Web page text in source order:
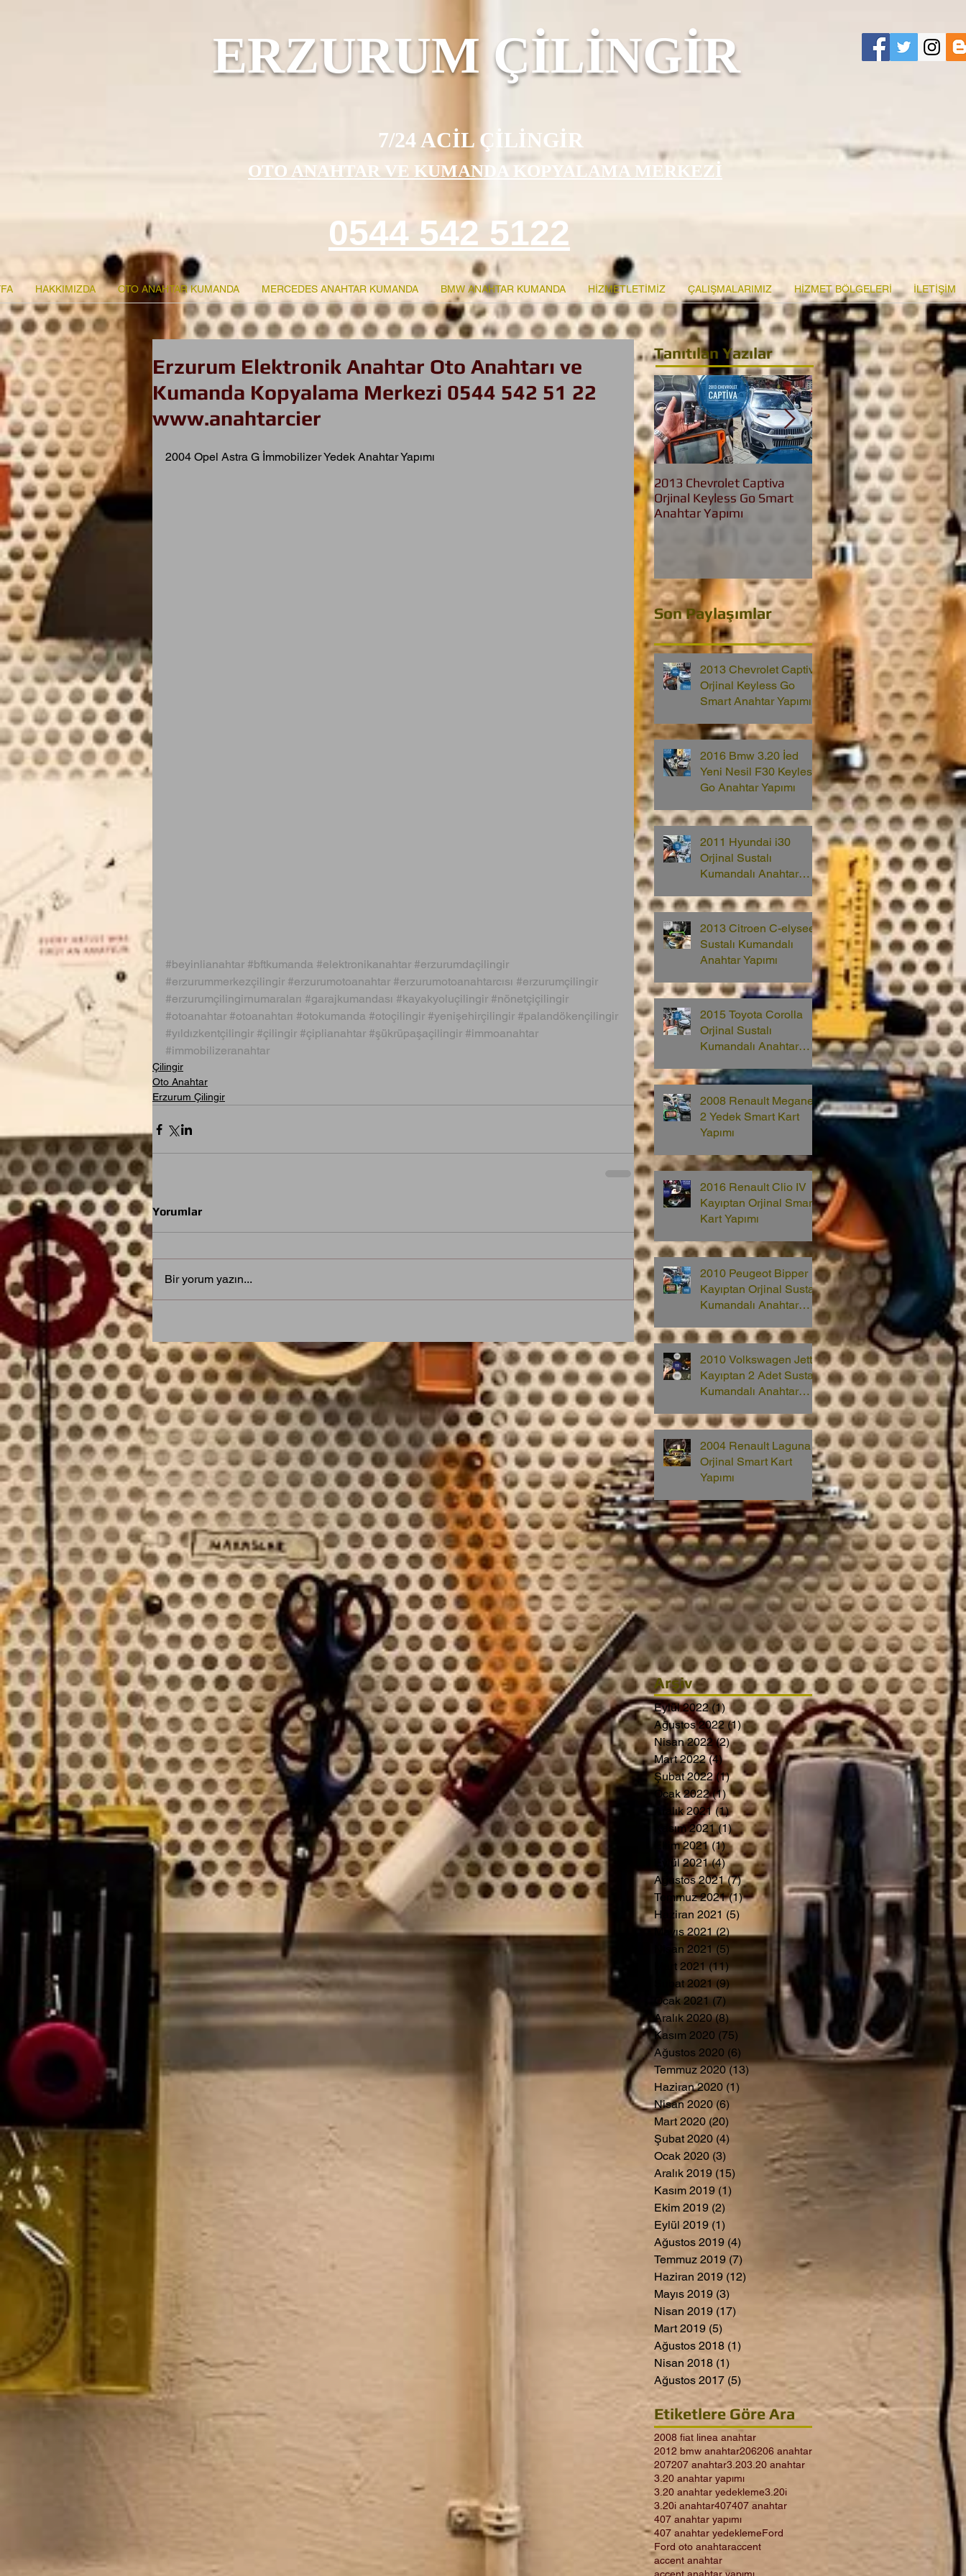
ERZURUM ÇİLİNGİR
7/24 ACİL ÇİLİNGİR
OTO ANAHTAR VE KUMANDA KOPYALAMA MERKEZİ
0544 542 5122
HAKKIMIZDA OTO ANAHTAR KUMANDA MERCEDES ANAHTAR KUMANDA BMW ANAHTAR KUMANDA HİZMETLETİMİZ ÇALIŞMALARIMIZ HİZMET BÖLGELERİ İLETİŞİM
Erzurum Elektronik Anahtar Oto Anahtarı ve
Kumanda Kopyalama Merkezi 0544 542 51 22
www.anahtarcier
2004 Opel Astra G İmmobilizer Yedek Anahtar Yapımı
#beyinlianahtar #bftkumanda #elektronikanahtar #erzurumdaçilingir
#erzurummerkezçilingir #erzurumotoanahtar #erzurumotoanahtarcısı #erzurumçilingir
#erzurumçilingirnumaraları #garajkumandası #kayakyoluçilingir #nönetçiçilingir
#otoanahtar #otoanahtarı #otokumanda #otoçilingir #yenişehirçilingir #palandökençilingir
#yıldızkentçilingir #çilingir #çiplianahtar #şükrüpaşaçilingir #immoanahtar
#immobilizeranahtar
Çilingir
Oto Anahtar
Erzurum Çilingir
Yorumlar
Bir yorum yazın...
Tanıtılan Yazılar
2013 Chevrolet Captiva
Orjinal Keyless Go Smart
Anahtar Yapımı
2016 Bmw 3.20 İed Yeni
Nesil F30 Keyless Go
Anahtar Yapımı
Son Paylaşımlar
2013 Chevrolet Captiva
Orjinal Keyless Go
Smart Anahtar Yapımı
2016 Bmw 3.20 İed
Yeni Nesil F30 Keyless
Go Anahtar Yapımı
2011 Hyundai i30
Orjinal Sustalı
Kumandalı Anahtar
2013 Citroen C-elysee
Sustalı Kumandalı
Anahtar Yapımı
2015 Toyota Corolla
Orjinal Sustalı
Kumandalı Anahtar
2008 Renault Megane
2 Yedek Smart Kart
Yapımı
2016 Renault Clio IV
Kayıptan Orjinal Smart
Kart Yapımı
2010 Peugeot Bipper
Kayıptan Orjinal Sustalı
Kumandalı Anahtar
2010 Volkswagen Jetta
Kayıptan 2 Adet Sustalı
Kumandalı Anahtar
2004 Renault Laguna 2
Orjinal Smart Kart
Yapımı
Arşiv
Eylül 2022 (1) 1 yazı
Ağustos 2022 (1)1 yazı
Nisan 2022 (2)2 yazı
Mart 2022 (4)4 yazı
Şubat 2022 (1)1 yazı
Ocak 2022 (1)1 yazı
Aralık 2021 (1)1 yazı
Kasım 2021 (1)1 yazı
Ekim 2021 (1)1 yazı
Eylül 2021 (4)4 yazı
Ağustos 2021 (7)7 yazı
Temmuz 2021 (1)1 yazı
Haziran 2021 (5)
Mayıs 2021 (2)2 yazı
Nisan 2021 (5)5 yazı
Mart 2021 (11)11 yazı
Şubat 2021 (9)
Ocak 2021 (7)
Aralık 2020 (8)8 yazı
Kasım 2020 (75)
Ağustos 2020 (6)
Temmuz 2020 (13) 13 yazı
Haziran 2020 (1)
Nisan 2020 (6) 6 yazı
Mart 2020 (20) 20 yazı
Şubat 2020 (4)
Ocak 2020 (3)
Aralık 2019 (15) 15 yazı
Kasım 2019 (1)
Ekim 2019 (2)
Eylül 2019 (1)
Ağustos 2019 (4)
Temmuz 2019 (7)
Haziran 2019 (12)
Mayıs 2019 (3)
Nisan 2019 (17)
Mart 2019 (5)
Ağustos 2018 (1)
Nisan 2018 (1) 1 yazı
Ağustos 2017 (5)
Etiketlere Göre Ara
2008 fiat linea anahtar
2012 bmw anahtar206206 anahtar
207207 anahtar3.203.20 anahtar
3.20 anahtar yapımı
3.20 anahtar yedekleme3.20i
3.20i anahtar407407 anahtar
407 anahtar yapımı
407 anahtar yedeklemeFord
Ford oto anahtaraccent
accent anahtar
accent anahtar yapımı